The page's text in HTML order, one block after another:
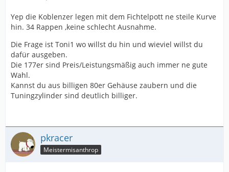
Yep die Koblenzer legen mit dem Fichtelpott ne steile Kurve
hin. 34 Rappen ,keine schlecht Ausnahme.
Die Frage ist Toni1 wo willst du hin und wieviel willst du
dafür ausgeben.
Die 177er sind Preis/Leistungsmäßig auch immer ne gute
Wahl.
Kannst du aus billigen 80er Gehäuse zaubern und die
Tuningzylinder sind deutlich billiger.
pkracer
Meistermisanthrop